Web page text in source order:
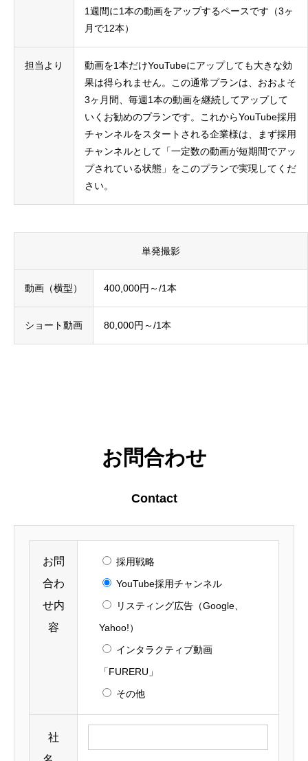
1週間に1本の動画をアップするペースです（3ヶ
月で12本）
担当より
動画を1本だけYouTubeにアップしても大きな効
果は得られません。この通常プランは、おおよそ
3ヶ月間、毎週1本の動画を継続してアップして
いくお勧めのプランです。これからYouTube採用
チャンネルをスタートされる企業様は、まず採用
チャンネルとして「一定数の動画が短期間でアッ
プされている状態」をこのプランで実現してくだ
さい。
単発撮影
動画（横型） 400,000円～/1本
ショート動画 80,000円～/1本
お問合わせ
Contact
お問
合わ
せ内
容
採用戦略
YouTube採用チャンネル
リスティング広告（Google、
Yahoo!）
インタラクティブ動画
「FURERU」
その他
社